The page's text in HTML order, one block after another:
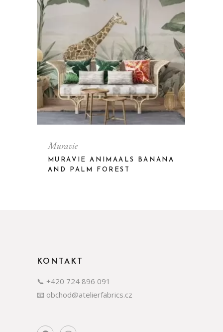
Muravie
MURAVIE ANIMAALS BANANA
AND PALM FOREST
KONTAKT
📞 +420 724 896 091
📧 obchod@atelierfabrics.cz